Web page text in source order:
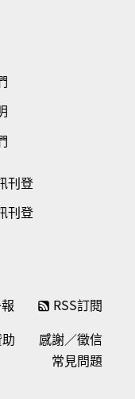
刊登
刊登
RSS訂閱
感謝／徵信
常見問題